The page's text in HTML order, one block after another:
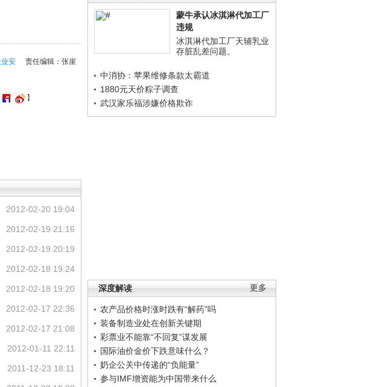
蒙牛承认冰淇淋代加工厂
违规
冰淇淋代加工厂天辅乳业
存脏乱差问题。
中消协：苹果维修条款太霸道
1880元天价粽子调查
武汉家乐福涉嫌价格欺诈
更多
深度解读
农产品价格时涨时跌有“解药”吗
装备制造业处在创新关键期
彩票业不能靠“不回复”谋发展
国际油价金价下跌意味什么？
奶企公关中传递的“负能量”
参与IMF增资能为中国带来什么
责任编辑：张崖
安
】
2012-02-20 19:04
2012-02-19 21:16
2012-02-19 20:19
2012-02-18 19:24
2012-02-18 19:20
2012-02-17 22:36
2012-02-17 21:08
2012-01-11 22:11
2011-12-23 18:11